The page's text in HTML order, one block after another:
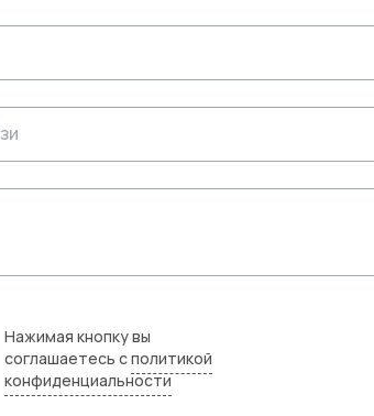
Нажимая кнопку вы
соглашаетесь сполитикой
конфиденциальности